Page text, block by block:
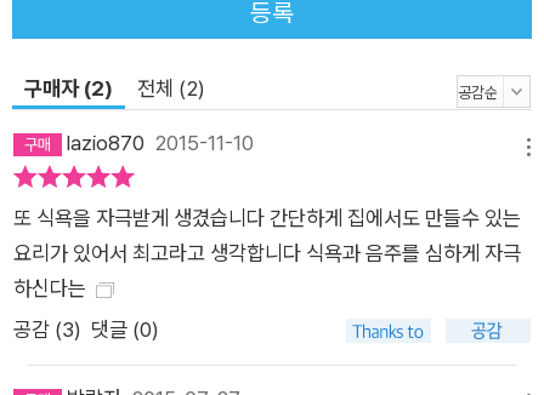
등록
구매자 (2) 전체 (2)
lazio870 2015-11-10
또 식욕을 자극받게 생겼습니다 간단하게 집에서도 만들수 있는
요리가 있어서 최고라고 생각합니다 식욕과 음주를 심하게 자극
하신다는
공감 (3) 댓글 (0)